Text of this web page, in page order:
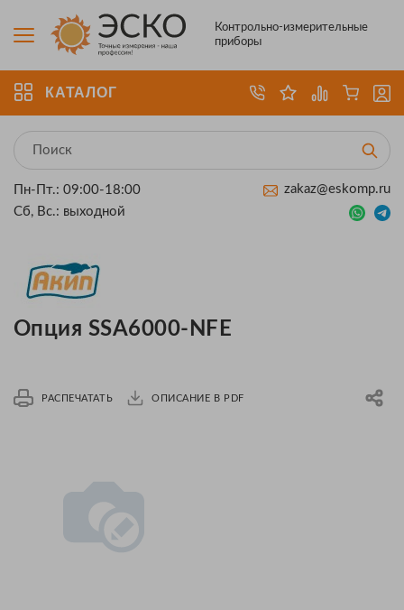
Контрольно-измерительные
приборы
КАТАЛОГ
Пн-Пт.: 09:00-18:00
Сб, Вс.: выходной
zakaz@eskomp.ru
Опция SSA6000-NFE
РАСПЕЧАТАТЬ ОПИСАНИЕ В PDF